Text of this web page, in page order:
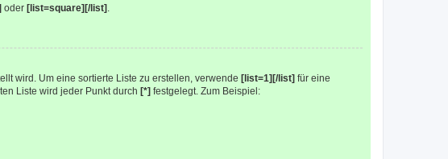
oder [list=square][/list] .
wird. Um eine sortierte Liste zu erstellen, verwende [list=1][/list] für eine
Liste wird jeder Punkt durch [*] festgelegt. Zum Beispiel: